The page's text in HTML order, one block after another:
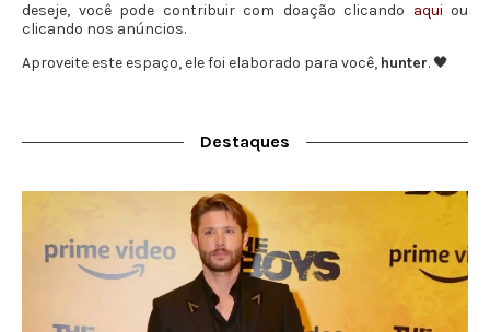
deseje, você pode contribuir com doação clicando aqui ou
clicando nos anúncios.
Aproveite este espaço, ele foi elaborado para você, hunter. 🖤
Destaques